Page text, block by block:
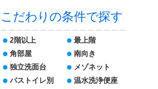
こだわりの条件で探す
2階以上
最上階
角部屋
南向き
独立洗面台
メゾネット
バストイレ別
温水洗浄便座